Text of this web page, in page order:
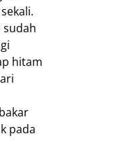
sudah
hitam
pada